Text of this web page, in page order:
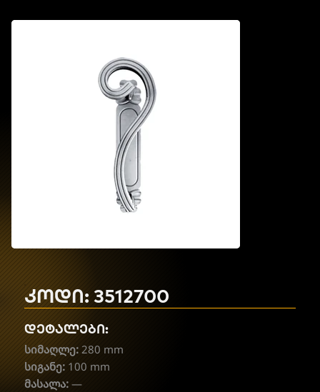
კოდი: 3512700
დეტალები:
სიმაღლე: 280 mm
სიგანე: 100 mm
მასალა: —